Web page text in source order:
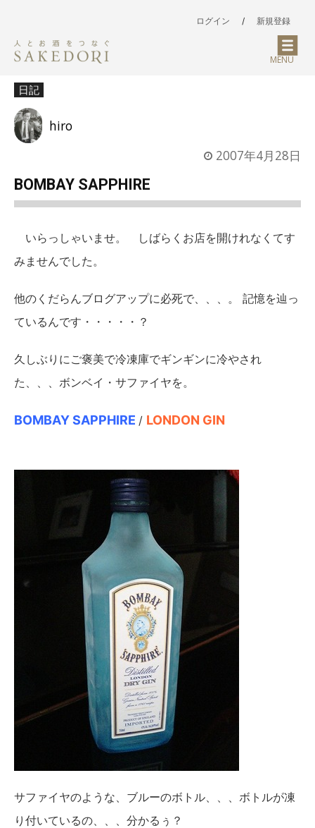
ログイン / 新規登録
MENU
日記
hiro
2007年4月28日
BOMBAY SAPPHIRE
いらっしゃいませ。 しばらくお店を開けれなくてす
みませんでした。
他のくだらんブログアップに必死で、、、。 記憶を辿っ
ているんです・・・・・？
久しぶりにご褒美で冷凍庫でギンギンに冷やされ
た、、、ボンベイ・サファイヤを。
BOMBAY SAPPHIRE / LONDON GIN
サファイヤのような、ブルーのボトル、、、ボトルが凍
り付いているの、、、分かるぅ？